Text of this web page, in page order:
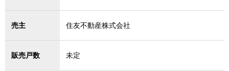
売主 住友不動産株式会社
販売戸数 未定